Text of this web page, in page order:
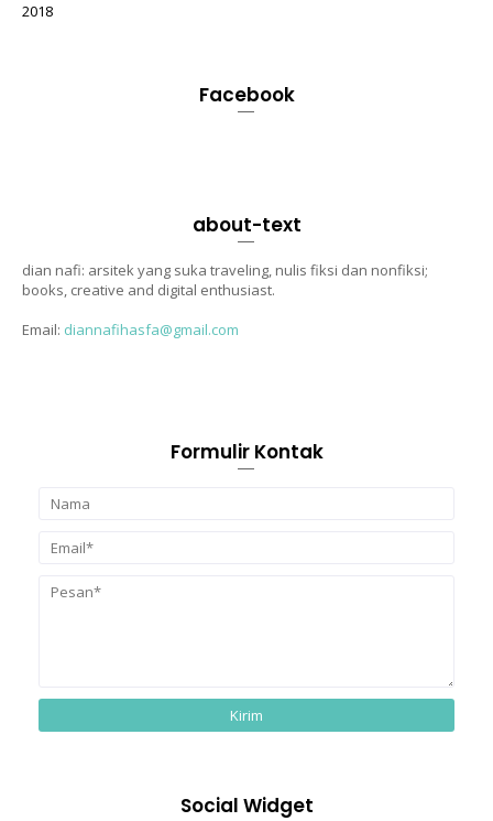
2018
Facebook
about-text
dian nafi: arsitek yang suka traveling, nulis fiksi dan nonfiksi;
books, creative and digital enthusiast.
Email: diannafihasfa@gmail.com
Formulir Kontak
Social Widget